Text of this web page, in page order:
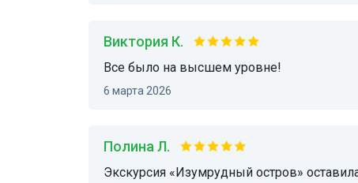
Виктория К.
Все было на высшем уровне!
6 марта 2026
Полина Л.
Экскурсия «Изумрудный остров» оставила смешанные впечатления. Организация была на